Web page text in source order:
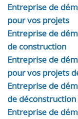
Entreprise de
pour vos projets
Entreprise de
de construction
Entreprise de
pour vos projets
Entreprise de
de déconstruction
Entreprise de